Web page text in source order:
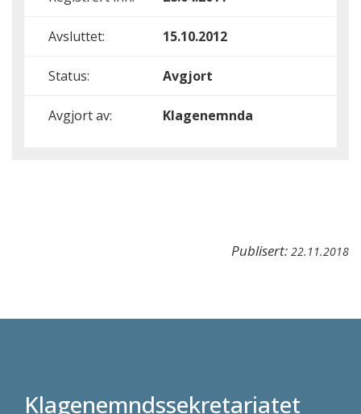
Avsluttet: 15.10.2012
Status: Avgjort
Avgjort av: Klagenemnda
Publisert: 22.11.2018
Klagenemndssekretariatet